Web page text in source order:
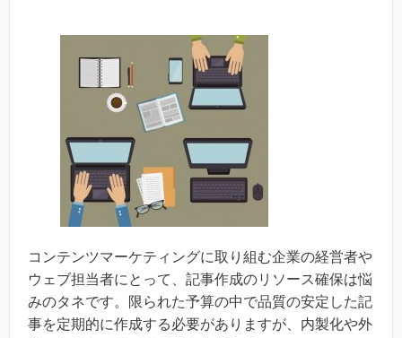
コンテンツマーケティングに取り組む企業の経営者や
ウェブ担当者にとって、記事作成のリソース確保は悩
みのタネです。限られた予算の中で品質の安定した記
事を定期的に作成する必要がありますが、内製化や外